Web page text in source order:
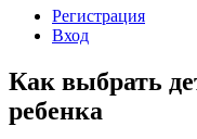
Регистрация
Вход
Как выбрать
ребенка